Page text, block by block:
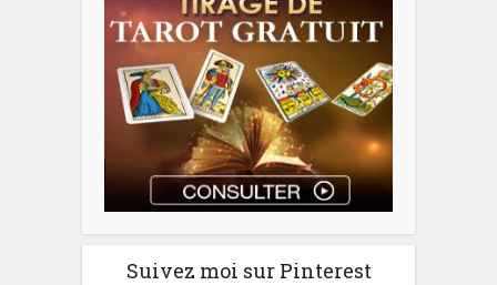
Suivez moi sur Pinterest